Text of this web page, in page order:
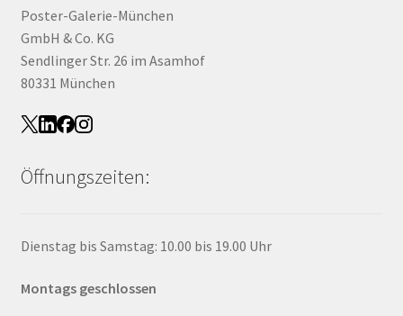
Poster-Galerie-München
GmbH & Co. KG
Sendlinger Str. 26 im Asamhof
80331 München
Öffnungszeiten:
Dienstag bis Samstag: 10.00 bis 19.00 Uhr
Montags geschlossen